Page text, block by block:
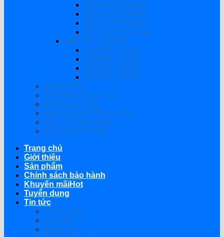
REVO HMT 4KW
REVO HMT 6KW
REVO HMT 8KW
REVO HMT 11KW
Biến Tần SUOER
SUOER 2.2KW
SUOER 3.2KW
SUOER 4.2KW
SUOER 6.2KW
Modul Wifi
Pin Lithium Lưu Trữ
Bộ Sạc Ắc Quy
Bộ Kích Nổ Ô Tô Xe Tải
BỘ LỌC ĐĨA ARKA
BỘ CHÂM PHÂN
Trang chủ
Giới thiệu
Sản phẩm
Chính sách bảo hành
Khuyến mãi
Tuyển dụng
Tin tức
Thị trường
Mẹo hay
Đánh giá